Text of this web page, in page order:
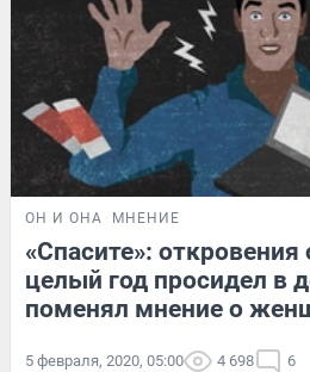
ОН И ОНА МНЕНИЕ
«Спасите»:
целый год просидел в
поменял мнение о
5 февраля, 2020, 05:00 4 698 6